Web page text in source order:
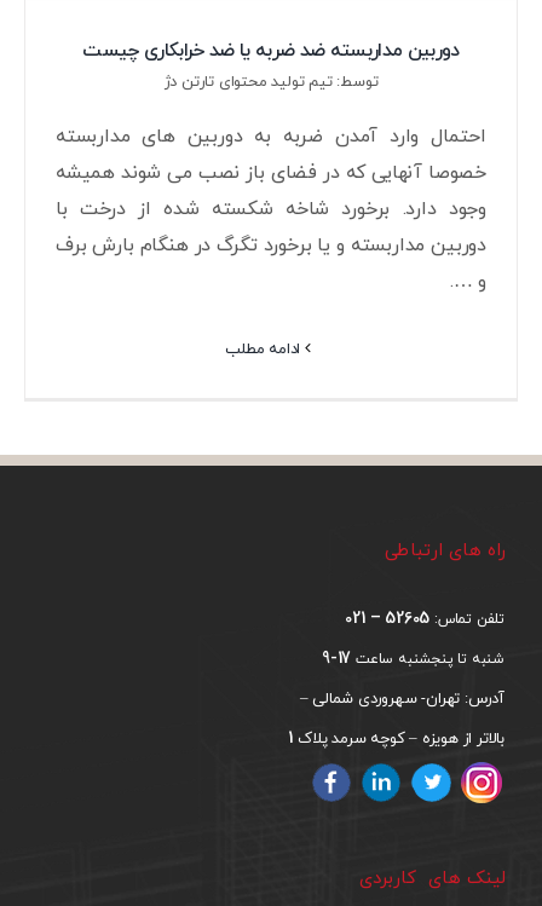
دوربین مداربسته ضد ضربه یا ضد خرابکاری چیست
توسط: تیم تولید محتوای تارتن دژ
احتمال وارد آمدن ضربه به دوربین های مداربسته
خصوصا آنهایی که در فضای باز نصب می شوند همیشه
وجود دارد. برخورد شاخه شکسته شده از درخت با
دوربین مداربسته و یا برخورد تگرگ در هنگام بارش برف
و ….
ادامه مطلب
راه های ارتباطی
تلفن تماس: 52605 – 021
شنبه تا پنجشنبه ساعت 17-9
آدرس: تهران- سهروردی شمالی –
بالاتر از هویزه – کوچه سرمد پلاک 1
لینک های کاربردی